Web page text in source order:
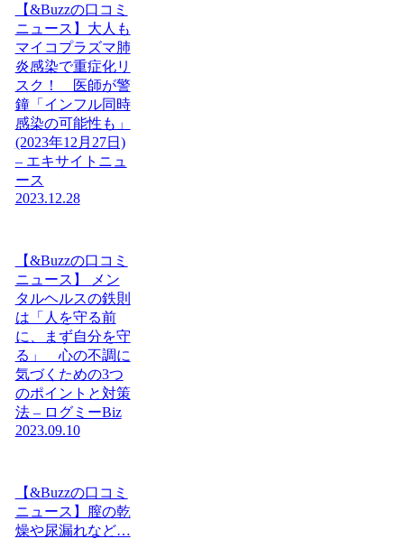
【&Buzzの口コミ
ニュース】大人も
マイコプラズマ肺
炎感染で重症化リ
スク！ 医師が警
鐘「インフル同時
感染の可能性も」
(2023年12月27日)
– エキサイトニュ
ース
2023.12.28
【&Buzzの口コミ
ニュース】 メン
タルヘルスの鉄則
は「人を守る前
に、まず自分を守
る」 心の不調に
気づくための3つ
のポイントと対策
法 – ログミーBiz
2023.09.10
【&Buzzの口コミ
ニュース】膣の乾
燥や尿漏れなど…